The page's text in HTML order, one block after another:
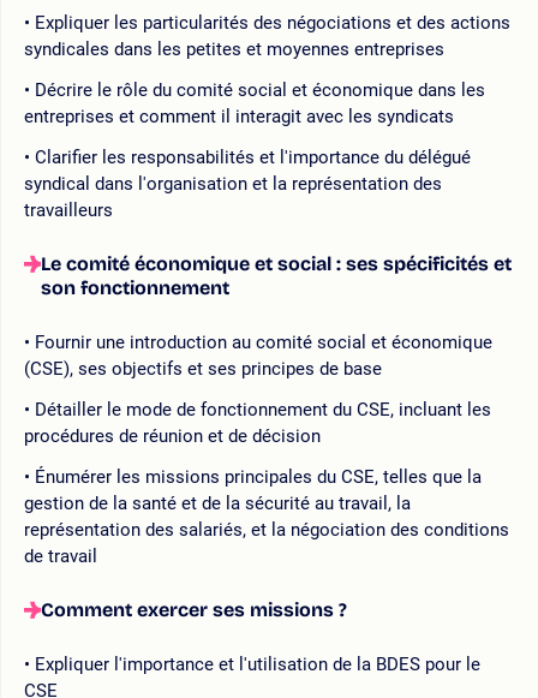
Expliquer les particularités des négociations et des actions
syndicales dans les petites et moyennes entreprises
Décrire le rôle du comité social et économique dans les
entreprises et comment il interagit avec les syndicats
Clarifier les responsabilités et l'importance du délégué
syndical dans l'organisation et la représentation des
travailleurs
Le comité économique et social : ses spécificités et
son fonctionnement
Fournir une introduction au comité social et économique
(CSE), ses objectifs et ses principes de base
Détailler le mode de fonctionnement du CSE, incluant les
procédures de réunion et de décision
Énumérer les missions principales du CSE, telles que la
gestion de la santé et de la sécurité au travail, la
représentation des salariés, et la négociation des conditions
de travail
Comment exercer ses missions ?
Expliquer l'importance et l'utilisation de la BDES pour le
CSE